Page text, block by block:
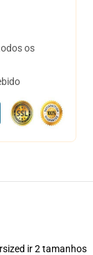
os
ir 2 tamanhos